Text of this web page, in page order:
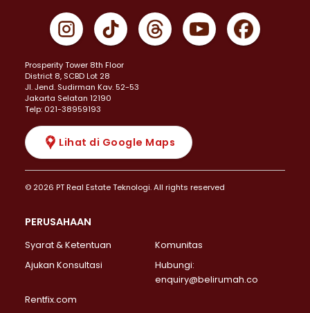
Prosperity Tower 8th Floor
District 8, SCBD Lot 28
JI. Jend. Sudirman Kav. 52-53
Jakarta Selatan 12190
Telp: 021-38959193
Lihat di Google Maps
© 2026 PT Real Estate Teknologi. All rights reserved
PERUSAHAAN
Syarat & Ketentuan
Komunitas
Ajukan Konsultasi
Hubungi:
enquiry@belirumah.co
Rentfix.com